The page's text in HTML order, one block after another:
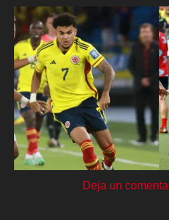
Deja un